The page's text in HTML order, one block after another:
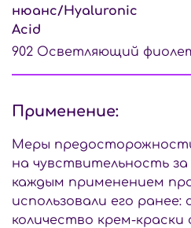
нюанс/Hyaluronic
Acid
902 Осветляющий
Применение:
Меры
на чувствительность за
каждым применением
использовали его
количество крем-краски